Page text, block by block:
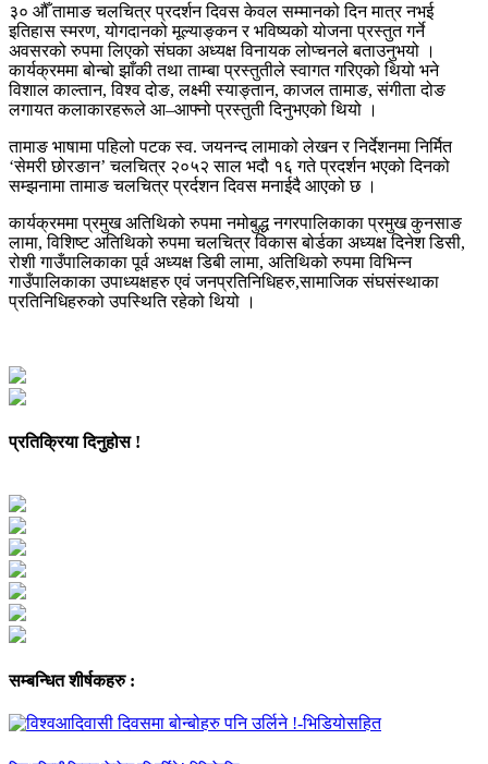
३० औँ तामाङ चलचित्र प्रदर्शन दिवस केवल सम्मानको दिन मात्र नभई
इतिहास स्मरण, योगदानको मूल्याङ्कन र भविष्यको योजना प्रस्तुत गर्ने
अवसरको रुपमा लिएको संघका अध्यक्ष विनायक लोप्चनले बताउनुभयो ।
कार्यक्रममा बोन्बो झाँकी तथा ताम्बा प्रस्तुतीले स्वागत गरिएको थियो भने
विशाल काल्तान, विश्व दोङ, लक्ष्मी स्याङ्तान, काजल तामाङ, संगीता दोङ
लगायत कलाकारहरूले आ–आफ्नो प्रस्तुती दिनुभएको थियो ।
तामाङ भाषामा पहिलो पटक स्व. जयनन्द लामाको लेखन र निर्देशनमा निर्मित
‘सेमरी छोरङान’ चलचित्र २०५२ साल भदौ १६ गते प्रदर्शन भएको दिनको
सम्झनामा तामाङ चलचित्र प्रर्दशन दिवस मनाईदै आएको छ ।
कार्यक्रममा प्रमुख अतिथिको रुपमा नमोबुद्ध नगरपालिकाका प्रमुख कुनसाङ
लामा, विशिष्ट अतिथिको रुपमा चलचित्र विकास बोर्डका अध्यक्ष दिनेश डिसी,
रोशी गाउँपालिकाका पूर्व अध्यक्ष डिबी लामा, अतिथिको रुपमा विभिन्न
गाउँपालिकाका उपाध्यक्षहरु एवं जनप्रतिनिधिहरु,सामाजिक संघसंस्थाका
प्रतिनिधिहरुको उपस्थिति रहेको थियो ।
प्रतिक्रिया दिनुहोस !
सम्बन्धित शीर्षकहरु :